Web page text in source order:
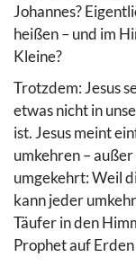
Johannes?
heißen – und im
Kleine?
Trotzdem: Jesus
etwas nicht in
ist. Jesus meint
umkehren –
umgekehrt: Weil
kann jeder
Täufer in den
Prophet auf